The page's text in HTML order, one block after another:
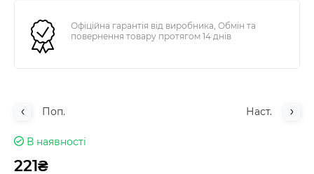
Офіційна гарантія від виробника, Обмін та
повернення товару протягом 14 днів
Поп. Наст.
В наявності
221₴